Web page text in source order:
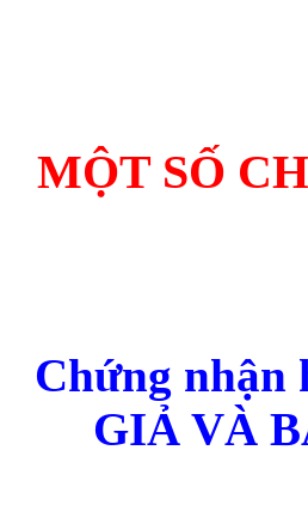
MỘT SỐ
Chứng nhận
GIẢ VÀ